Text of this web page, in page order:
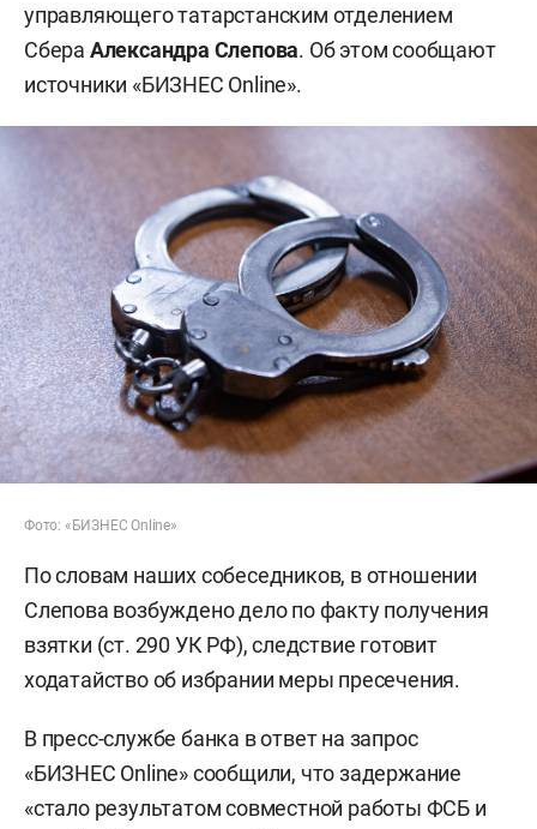
управляющего татарстанским отделением
Сбера Александра Слепова. Об этом сообщают
источники «БИЗНЕС Online».
Фото: «БИЗНЕС Online»
По словам наших собеседников, в отношении
Слепова возбуждено дело по факту получения
взятки (ст. 290 УК РФ), следствие готовит
ходатайство об избрании меры пресечения.
В пресс-службе банка в ответ на запрос
«БИЗНЕС Online» сообщили, что задержание
«стало результатом совместной работы ФСБ и